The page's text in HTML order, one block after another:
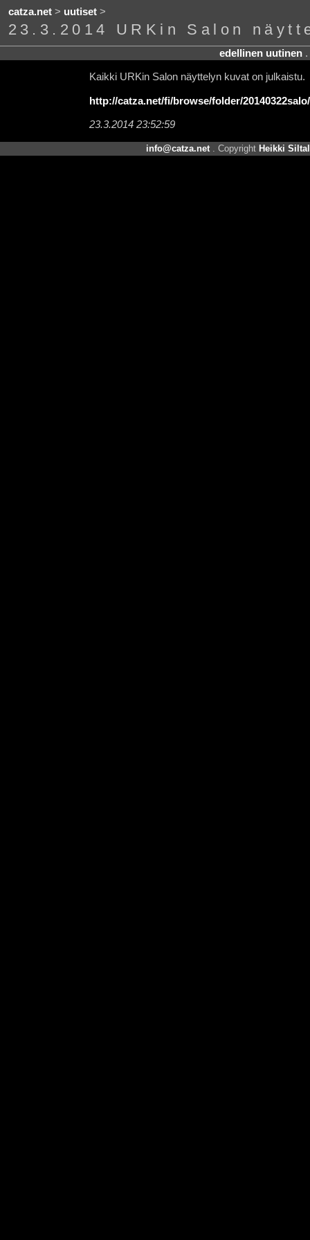
catza.net> uutiset>
23.3.2014 URKin Salon
edellinen uutinen.
Kaikki URKin Salon näyttelyn kuvat on julkaistu.
http://catza.net/fi/browse/folder/20140322salo/
23.3.2014 23:52:59
info@catza.net. Copyright Heikki